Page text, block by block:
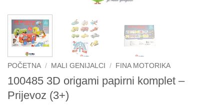
POČETNA / MALI GENIJALCI / FINA MOTORIKA
100485 3D origami papirni komplet –
Prijevoz (3+)